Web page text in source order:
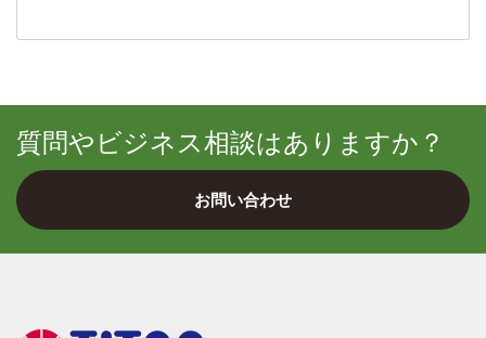
質問やビジネス相談はありますか？
お問い合わせ